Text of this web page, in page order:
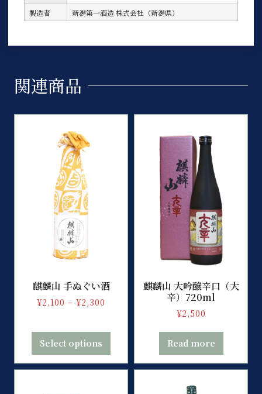
製造者
新潟第一酒造 株式会社（新潟県）
関連商品
麒麟山 手ぬぐい酒
¥2,100 – ¥2,300
Select options
麒麟山 大吟醸辛口（大
辛）720ml
¥2,500
Read more